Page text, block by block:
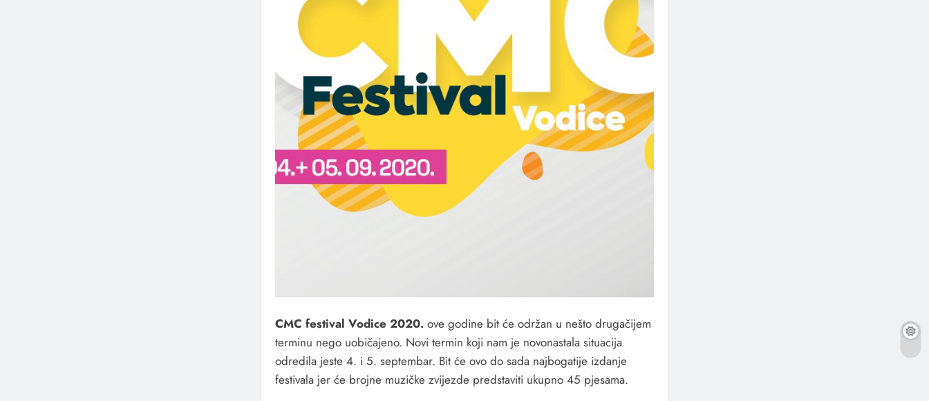
CMC festival Vodice 2020. ove godine bit će održan u nešto drugačijem
terminu nego uobičajeno. Novi termin koji nam je novonastala situacija
odredila jeste 4. i 5. septembar. Bit će ovo do sada najbogatije izdanje
festivala jer će brojne muzičke zvijezde predstaviti ukupno 45 pjesama.